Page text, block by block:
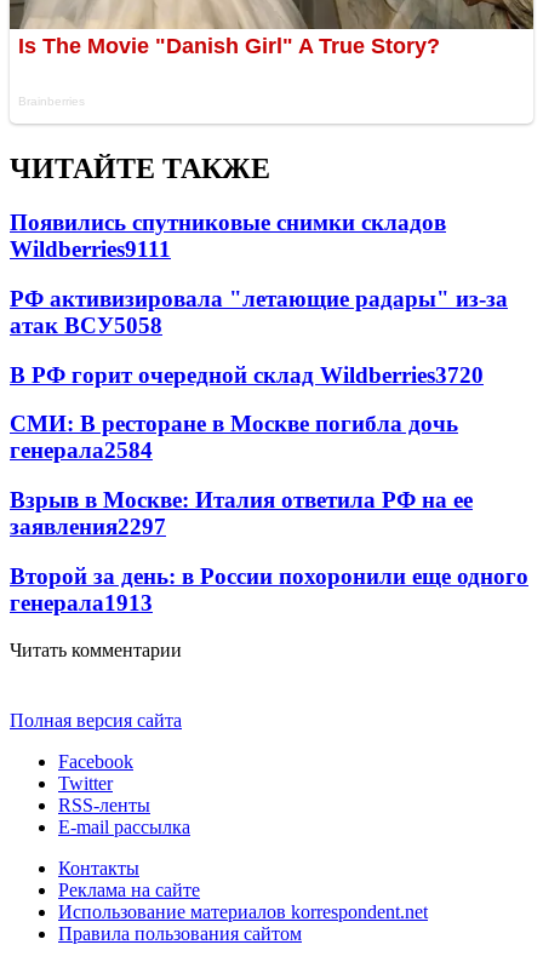
ЧИТАЙТЕ ТАКЖЕ
Появились спутниковые снимки складов
Wildberries9111
РФ активизировала "летающие радары" из-за
атак ВСУ5058
В РФ горит очередной склад Wildberries3720
СМИ: В ресторане в Москве погибла дочь
генерала2584
Взрыв в Москве: Италия ответила РФ на ее
заявления2297
Второй за день: в России похоронили еще одного
генерала1913
Читать комментарии
Полная версия сайта
Facebook
Twitter
RSS-ленты
E-mail рассылка
Контакты
Реклама на сайте
Использование материалов korrespondent.net
Правила пользования сайтом